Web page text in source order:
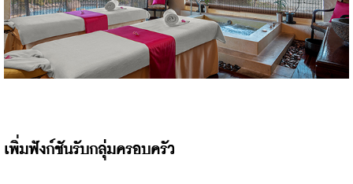
เพิ่มฟังก์ชันรับกลุ่มครอบครัว